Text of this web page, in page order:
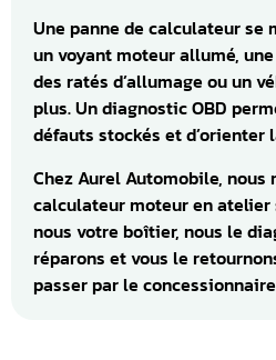
Une panne de calculateur se
un voyant moteur allumé,
des ratés d’allumage ou un
plus. Un diagnostic OBD
défauts stockés et d’orienter
Chez Aurel Automobile, nous
calculateur moteur en atelier
nous votre boîtier, nous le
réparons et vous le
passer par le